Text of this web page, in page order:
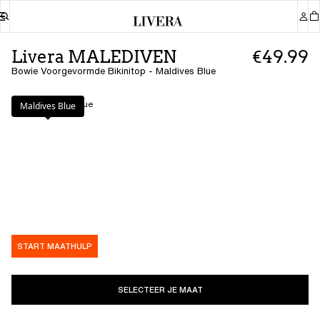
Livera MALEDIVEN
Bowie Voorgevormde Bikinitop - Maldives Blue
€49.99
Kleur:Maldives Blue
Maldives Blue
START MAATHULP
SELECTEER JE MAAT